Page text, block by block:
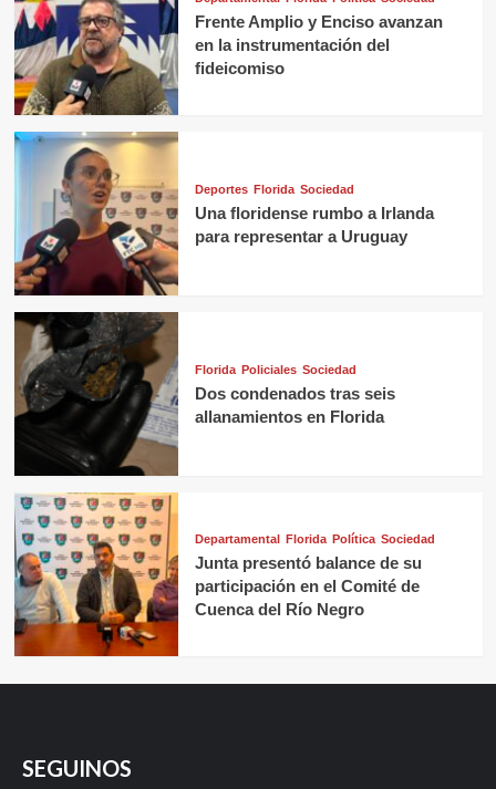
Frente Amplio y Enciso avanzan
en la instrumentación del
fideicomiso
Deportes Florida Sociedad
Una floridense rumbo a Irlanda
para representar a Uruguay
Florida Policiales Sociedad
Dos condenados tras seis
allanamientos en Florida
Departamental Florida Política Sociedad
Junta presentó balance de su
participación en el Comité de
Cuenca del Río Negro
SEGUINOS